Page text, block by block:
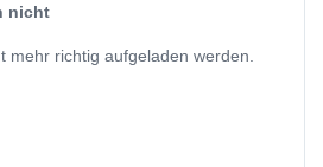
nicht
mehr richtig aufgeladen werden.